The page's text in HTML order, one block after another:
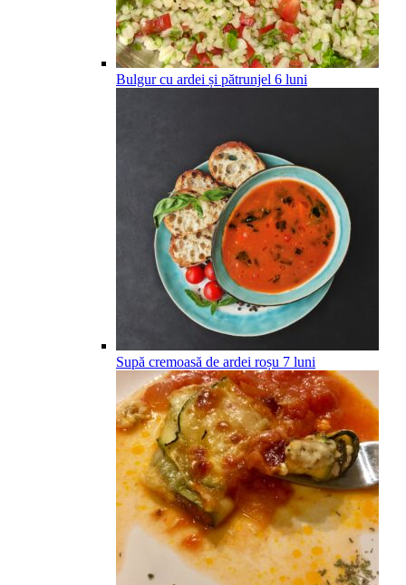
Bulgur cu ardei și pătrunjel 6 luni
Supă cremoasă de ardei roșu 7 luni